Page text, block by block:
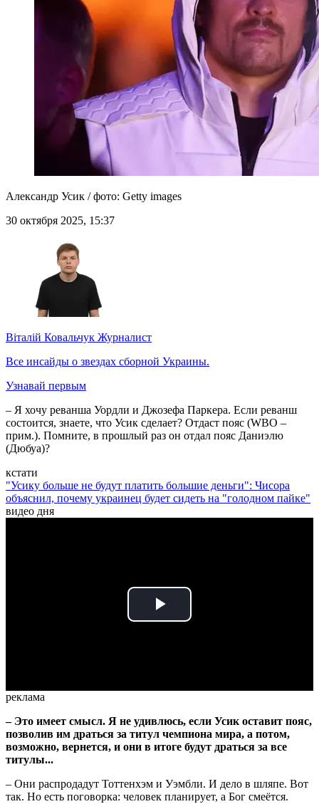
Александр Усик / фото: Getty images
30 октября 2025, 15:37
Віталій Ковальчук Журналист
Все инсайды о звездах сборной Украины.
Узнавай первым
– Я хочу реванша Уордли и Джозефа Паркера. Если реванш
состоится, знаете, что Усик сделает? Отдаст пояс (WBO –
прим.). Помните, в прошлый раз он отдал пояс Даниэлю
(Дюбуа)?
кстати
"Усику больше не будут платить большие деньги": Чисора
объяснил, почему украинец будет сидеть на "голодном пайке"
видео дня
Play
реклама
– Это имеет смысл. Я не удивлюсь, если Усик оставит пояс,
позволив им драться за титул чемпиона мира, а потом,
возможно, вернется, и они в итоге будут драться за все
титулы...
– Они распродадут Тоттенхэм и Уэмбли. И дело в шляпе. Вот
так. Но есть поговорка: человек планирует, а Бог смеётся.